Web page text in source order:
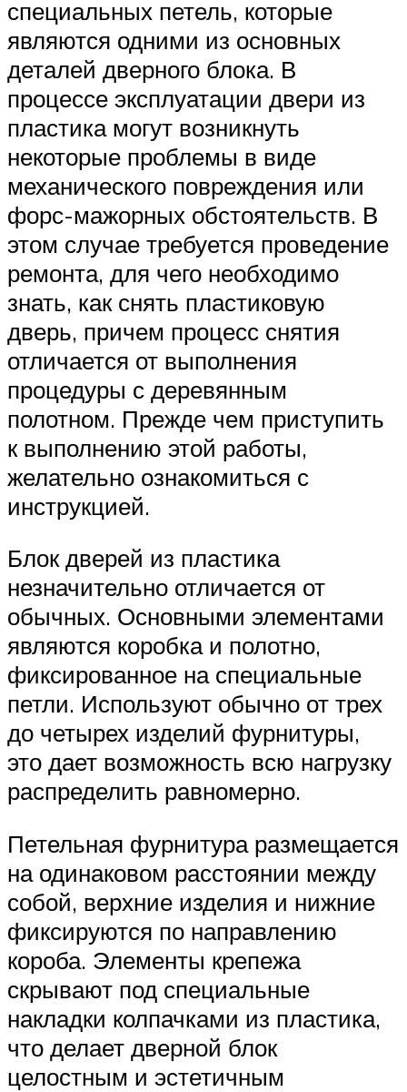
специальных петель, которые
являются одними из основных
деталей дверного блока. В
процессе эксплуатации двери из
пластика могут возникнуть
некоторые проблемы в виде
механического повреждения или
форс-мажорных обстоятельств. В
этом случае требуется проведение
ремонта, для чего необходимо
знать, как снять пластиковую
дверь, причем процесс снятия
отличается от выполнения
процедуры с деревянным
полотном. Прежде чем приступить
к выполнению этой работы,
желательно ознакомиться с
инструкцией.
Блок дверей из пластика
незначительно отличается от
обычных. Основными элементами
являются коробка и полотно,
фиксированное на специальные
петли. Используют обычно от трех
до четырех изделий фурнитуры,
это дает возможность всю нагрузку
распределить равномерно.
Петельная фурнитура размещается
на одинаковом расстоянии между
собой, верхние изделия и нижние
фиксируются по направлению
короба. Элементы крепежа
скрывают под специальные
накладки колпачками из пластика,
что делает дверной блок
целостным и эстетичным